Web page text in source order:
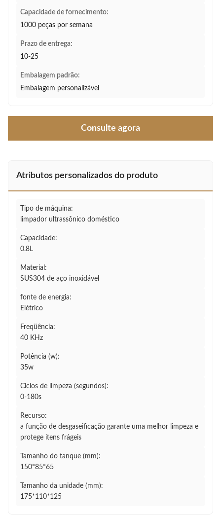
Capacidade de fornecimento:
1000 peças por semana
Prazo de entrega:
10-25
Embalagem padrão:
Embalagem personalizável
Consulte agora
Atributos personalizados do produto
Tipo de máquina:
limpador ultrassônico doméstico
Capacidade:
0.8L
Material:
SUS304 de aço inoxidável
fonte de energia:
Elétrico
Freqüência:
40 KHz
Potência (w):
35w
Ciclos de limpeza (segundos):
0-180s
Recurso:
a função de desgaseificação garante uma melhor limpeza e
protege itens frágeis
Tamanho do tanque (mm):
150*85*65
Tamanho da unidade (mm):
175*110*125